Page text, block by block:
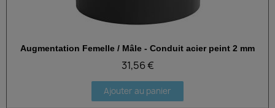
Aperçu rapide
Augmentation Femelle / Mâle - Conduit acier peint 2 mm
31,56 €
Ajouter au panier